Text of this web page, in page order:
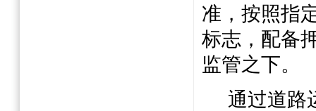
准，按照指
标志，配备
监管之下。
通过道路